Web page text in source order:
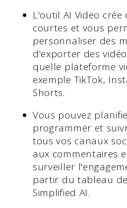
L'outil AI Video crée
courtes et vous
personnaliser des
d'exporter des
quelle plateforme
exemple TikTok,
Shorts.
Vous pouvez
programmer et
tous vos canaux
aux commentaires
surveiller
partir du tableau
Simplified AI.